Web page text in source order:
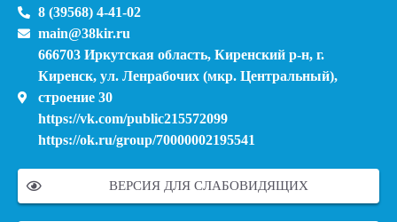
8 (39568) 4-41-02
main@38kir.ru
666703 Иркутская область, Киренский р-н, г.
Киренск, ул. Ленрабочих (мкр. Центральный),
строение 30
https://vk.com/public215572099
https://ok.ru/group/70000002195541
ВЕРСИЯ ДЛЯ СЛАБОВИДЯЩИХ